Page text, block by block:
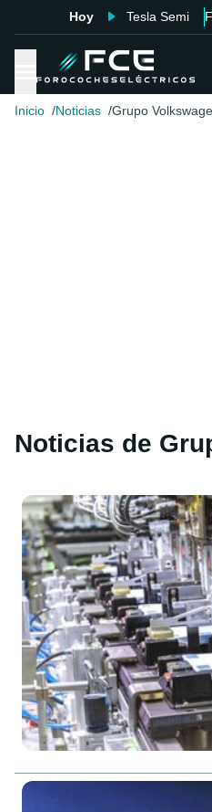
Hoy Tesla Semi
Inicio Noticias Grupo
Noticias de